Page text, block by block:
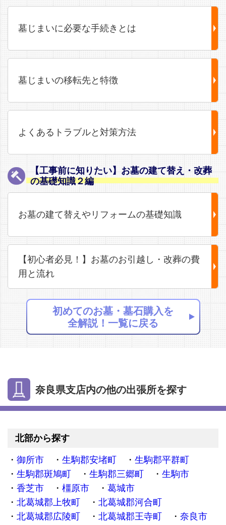
墓じまいに必要な手続きとは
墓じまいの移転先と特徴
よくあるトラブルと対策方法
【工事前に知りたい】お墓の建て替え・改葬
の基礎知識２編
お墓の建て替えやリフォームの基礎知識
【初心者必見！】お墓のお引越し・改葬の費
用と流れ
初めてのお墓・墓石購入を
全解説！一覧に戻る
奈良県支店内の他の出張所を探す
北部から探す
御所市 生駒郡安堵町
生駒郡平群町
生駒郡斑鳩町
生駒郡三郷町
生駒市
香芝市
橿原市
葛城市
北葛城郡上牧町
北葛城郡河合町
北葛城郡広陵町
北葛城郡王寺町
奈良市